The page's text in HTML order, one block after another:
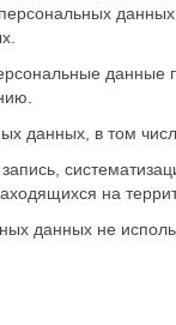
данные по
данных, в том
на
данных не